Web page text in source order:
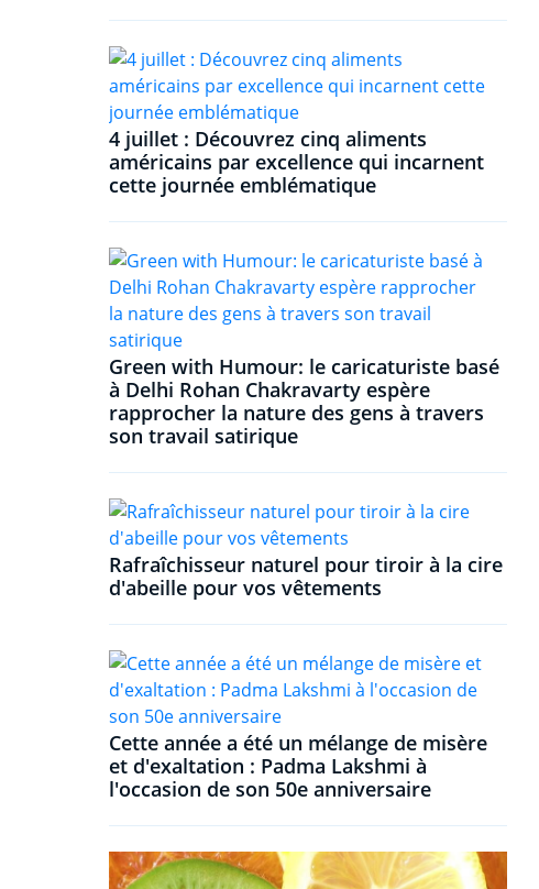
4 juillet : Découvrez cinq aliments
américains par excellence qui incarnent
cette journée emblématique
Green with Humour: le caricaturiste basé
à Delhi Rohan Chakravarty espère
rapprocher la nature des gens à travers
son travail satirique
Rafraîchisseur naturel pour tiroir à la cire
d'abeille pour vos vêtements
Cette année a été un mélange de misère
et d'exaltation : Padma Lakshmi à
l'occasion de son 50e anniversaire